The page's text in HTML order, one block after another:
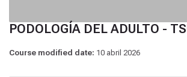
PODOLOGÍA DEL ADULTO -
Course modified date: 10 abril 2026